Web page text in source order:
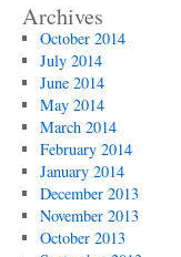
Archives
October 2014
July 2014
June 2014
May 2014
March 2014
February 2014
January 2014
December 2013
November 2013
October 2013